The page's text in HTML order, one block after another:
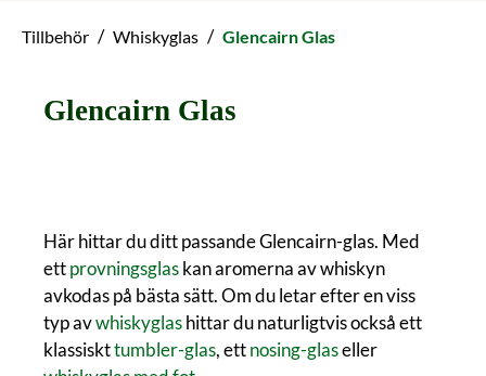
Tillbehör / Whiskyglas / Glencairn Glas
Glencairn Glas
Här hittar du ditt passande Glencairn-glas. Med
ettprovningsglaskan aromerna av whiskyn
avkodas på bästa sätt. Om du letar efter en viss
typ avwhiskyglashittar du naturligtvis också ett
klassiskttumbler-glas, ettnosing-glaseller